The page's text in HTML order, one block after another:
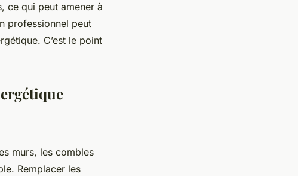
ce qui peut amener à
professionnel peut
C’est le point
murs, les combles
Remplacer les